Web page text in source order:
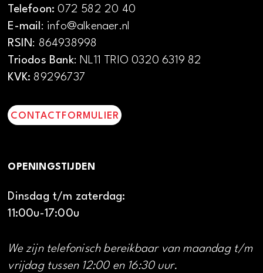
Telefoon:072 582 20 40
E-mail: info@alkenaer.nl
RSIN: 864938998
Triodos Bank: NL11 TRIO 0320 6319 82
KVK: 89296737
CONTACTFORMULIER
OPENINGSTIJDEN
Dinsdag t/m zaterdag:
11:00u-17:00u
We zijn telefonisch bereikbaar van maandag t/m
vrijdag tussen 12:00 en 16:30 uur.